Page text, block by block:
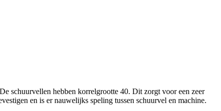
schuurvellen hebben korrelgrootte 40. Dit zorgt voor een zeer
en is er nauwelijks speling tussen schuurvel en machine.